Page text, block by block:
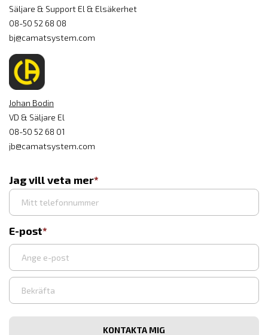
Säljare & Support El & Elsäkerhet
08-50 52 68 08
bj@camatsystem.com
Johan Bodin
VD & Säljare El
08-50 52 68 01
jb@camatsystem.com
Jag vill veta mer
E-post
Ange
e-
Bekräfta